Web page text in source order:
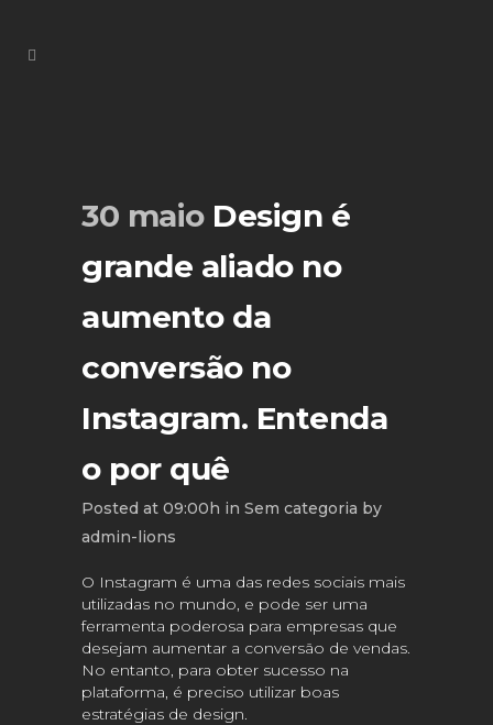
30 maioDesign é
grande aliado no
aumento da
conversão no
Instagram. Entenda
o por quê
Posted at 09:00h in Sem categoria by
admin-lions
O Instagram é uma das redes sociais mais
utilizadas no mundo, e pode ser uma
ferramenta poderosa para empresas que
desejam aumentar a conversão de vendas.
No entanto, para obter sucesso na
plataforma, é preciso utilizar boas
estratégias de design.